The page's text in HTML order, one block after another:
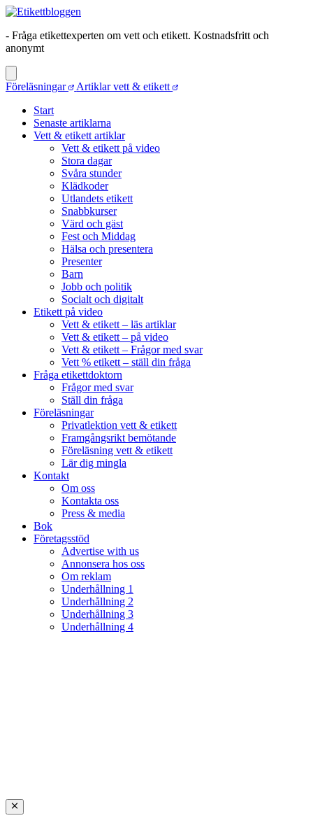
- Fråga etikettexperten om vett och etikett. Kostnadsfritt och
anonymt
Föreläsningar
Artiklar vett & etikett
Start
Senaste artiklarna
Vett & etikett artiklar
Vett & etikett på video
Stora dagar
Svåra stunder
Klädkoder
Utlandets etikett
Snabbkurser
Värd och gäst
Fest och Middag
Hälsa och presentera
Presenter
Barn
Jobb och politik
Socialt och digitalt
Etikett på video
Vett & etikett – läs artiklar
Vett & etikett – på video
Vett & etikett – Frågor med svar
Vett % etikett – ställ din fråga
Fråga etikettdoktorn
Frågor med svar
Ställ din fråga
Föreläsningar
Privatlektion vett & etikett
Framgångsrikt bemötande
Föreläsning vett & etikett
Lär dig mingla
Kontakt
Om oss
Kontakta oss
Press & media
Bok
Företagsstöd
Advertise with us
Annonsera hos oss
Om reklam
Underhållning 1
Underhållning 2
Underhållning 3
Underhållning 4